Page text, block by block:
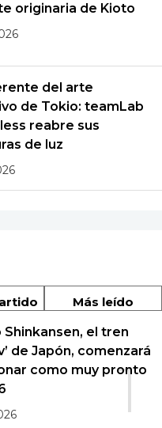
originaria de Kioto
del arte
de Tokio: teamLab
reabre sus
de luz
Más leído
1
Shinkansen, el tren
de Japón, comenzará
como muy pronto